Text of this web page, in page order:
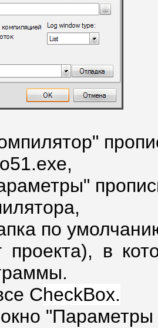
по
проекта), в
СheckBox.
"Параметры